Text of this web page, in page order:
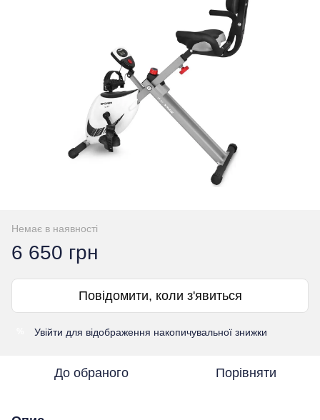
Немає в наявності
6 650 грн
Повідомити, коли з'явиться
Увійти для відображення накопичувальної знижки
До обраного Порівняти